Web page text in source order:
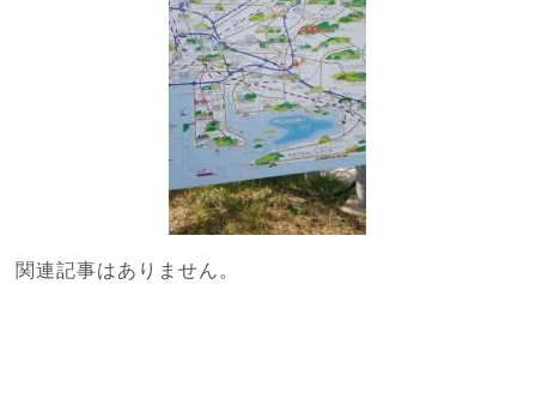
関連記事はありません。